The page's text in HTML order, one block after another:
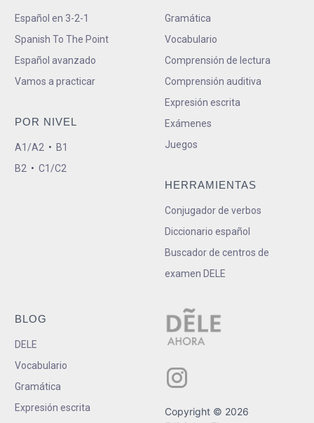
Español en 3-2-1
Spanish To The Point
Español avanzado
Vamos a practicar
POR NIVEL
A1/A2 • B1
B2 • C1/C2
Gramática
Vocabulario
Comprensión de lectura
Comprensión auditiva
Expresión escrita
Exámenes
Juegos
HERRAMIENTAS
Conjugador de verbos
Diccionario español
Buscador de centros de
examen DELE
BLOG
DELE
Vocabulario
Gramática
Expresión escrita
Copyright © 2026